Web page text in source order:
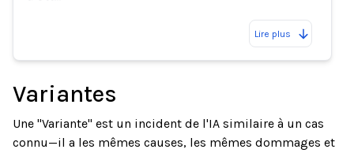
Lire plus
Variantes
Une "Variante" est un incident de l'IA similaire à un cas
connu—il a les mêmes causes, les mêmes dommages et